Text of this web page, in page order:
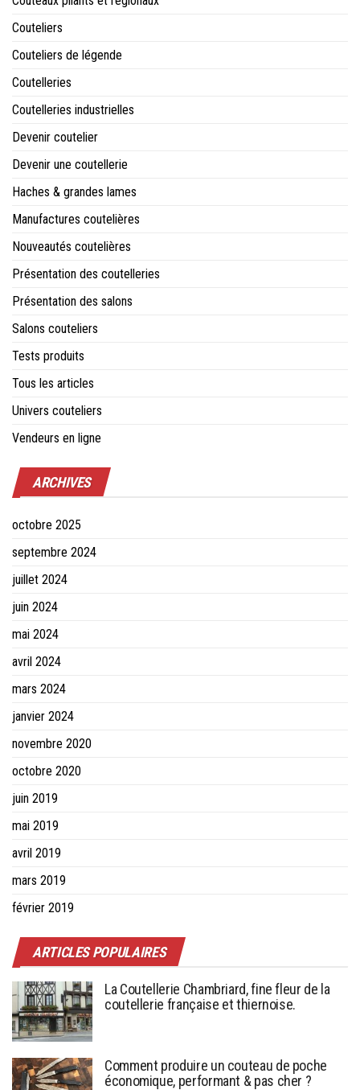
Couteliers
Couteliers de légende
Coutelleries
Coutelleries industrielles
Devenir coutelier
Devenir une coutellerie
Haches & grandes lames
Manufactures coutelières
Nouveautés coutelières
Présentation des coutelleries
Présentation des salons
Salons couteliers
Tests produits
Tous les articles
Univers couteliers
Vendeurs en ligne
ARCHIVES
octobre 2025
septembre 2024
juillet 2024
juin 2024
mai 2024
avril 2024
mars 2024
janvier 2024
novembre 2020
octobre 2020
juin 2019
mai 2019
avril 2019
mars 2019
février 2019
ARTICLES POPULAIRES
La Coutellerie Chambriard, fine fleur de la
coutellerie française et thiernoise.
Comment produire un couteau de poche
économique, performant & pas cher ?